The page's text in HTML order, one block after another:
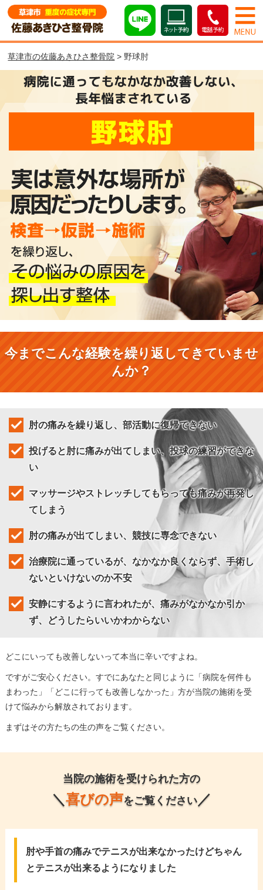
草津市の佐藤あきひさ整骨院 > 野球肘
今までこんな経験を繰り返してきていませ
んか？
肘の痛みを繰り返し、部活動に復帰できない
投げると肘に痛みが出てしまい、投球の練習ができな
い
マッサージやストレッチしてもらっても痛みが再発し
てしまう
肘の痛みが出てしまい、競技に専念できない
治療院に通っているが、なかなか良くならず、手術し
ないといけないのか不安
安静にするように言われたが、痛みがなかなか引か
ず、どうしたらいいかわからない
どこにいっても改善しないって本当に辛いですよね。
ですがご安心ください。すでにあなたと同じように「病院を何件も
まわった」「どこに行っても改善しなかった」方が当院の施術を受
けて悩みから解放されております。
まずはその方たちの生の声をご覧ください。
当院の施術を受けられた方の
＼喜びの声をご覧ください ／
肘や手首の痛みでテニスが出来なかったけどちゃん
とテニスが出来るようになりました